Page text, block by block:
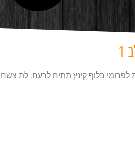
לפרומי בלוף קינץ תתיח לרעח. לת